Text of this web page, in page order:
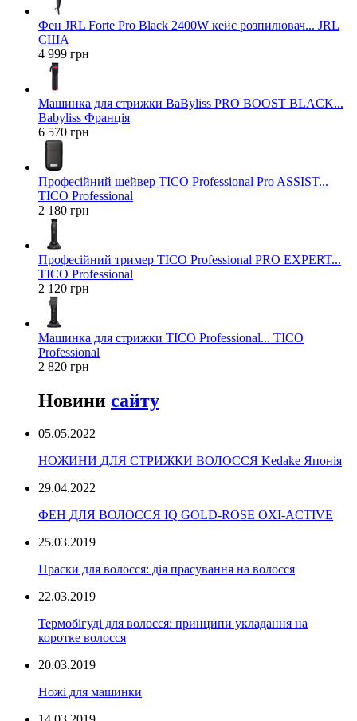
Фен JRL Forte Pro Black 2400W кейс розпилювач... JRL
США
4 999 грн
Машинка для стрижки BaByliss PRO BOOST BLACK...
Babyliss Франція
6 570 грн
Професійний шейвер TICO Professional Pro ASSIST...
TICO Professional
2 180 грн
Професійний тример TICO Professional PRO EXPERT...
TICO Professional
2 120 грн
Машинка для стрижки TICO Professional... TICO
Professional
2 820 грн
Новини сайту
05.05.2022
НОЖИНИ ДЛЯ СТРИЖКИ ВОЛОССЯ Kedake Японія
29.04.2022
ФЕН ДЛЯ ВОЛОССЯ IQ GOLD-ROSE OXI-ACTIVE
25.03.2019
Праски для волосся: дія прасування на волосся
22.03.2019
Термобігуді для волосся: принципи укладання на
коротке волосся
20.03.2019
Ножі для машинки